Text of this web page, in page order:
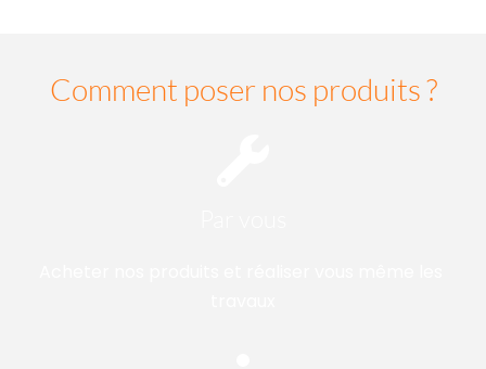
Comment poser nos produits ?